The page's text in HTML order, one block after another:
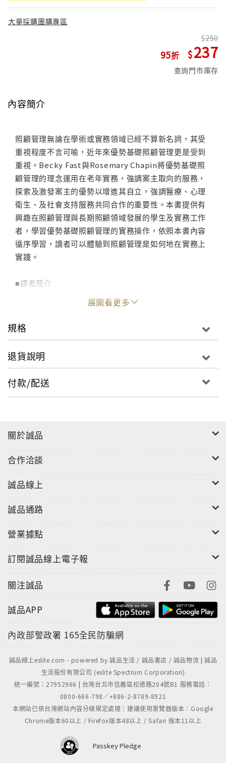
大量採購團購專區
95
250
237
查詢門市庫存
內容簡介
照顧管理無論在學術或實務領域已經不算新名詞，其受
重視程度不言可喻，近年來優勢基礎照顧管理更是受到
重視。Becky Fast與Rosemary Chapin將優勢基礎照
顧管理的理念運用在老年實務，強調案主取向的服務，
探索及激發案主的優勢以增進其自立，強調醫療、心理
衛生、及社會支持服務共同合作的重要性。本書提供有
興趣在照顧管理與長期照顧領域發展的學生及實務工作
者，學習優勢基礎照顧管理的實務操作，依照本書內容
循序學習，讀者可以體驗到照顧管理是如何地在實務上
實踐。
■譯者簡介
陳伶珠社工師是國立暨南國際大學社會政策與社會工作
系、朝陽科技大學及臺中健康暨管理學院社會工作系的
兼任講師，主要教授老人學、非營利組織管理、社會工
會政策暨社會工作系博士班進修之前（2002），於「財
家服務相關業務及管理工作。她的學經歷相當豐富，二
她長期從事相關老年照顧領域的實務工作（1994-
2004），具有醫療社會工作、社區居家服務、護理之家
及日間照顧等直接個案工作經驗；在非營利組織管理、
年及長期照顧領域直接服務及行政管理擁有完整學經歷
模式引進老年實務工作領域，二○○四年籌畫辦理相關訓
學習單元一：相互認識：當我八十歲
學習單元三：自我評量
學習單元五：概念上的差異
學習單元六：優勢照顧管理的功能
學習單元七：找出共通性
學習單元九：關係與葡萄汁
學習單元十：建立關係的障礙
展開看更多
規格
退貨說明
付款/配送
關於誠品
合作洽談
誠品線上
誠品通路
營業據點
訂閱誠品線上電子報
關注誠品
誠品APP
內政部警政署 165全民防騙網
誠品線上eslite.com - powered by 誠品生活 / 誠品書店 / 誠品物流 | 誠品
生活股份有限公司 (eslite Spectrum Corporation)
統一編號：27952966 | 台灣台北市信義區松德路204號B1 服務電話：
0800-666-798／+886-2-8789-8921
本網站已依台灣網站內容分級規定處理｜建議使用瀏覽器版本：Google
Chrome版本60以上 / Firefox版本48以上 / Safari 版本11以上
Passkey Pledge